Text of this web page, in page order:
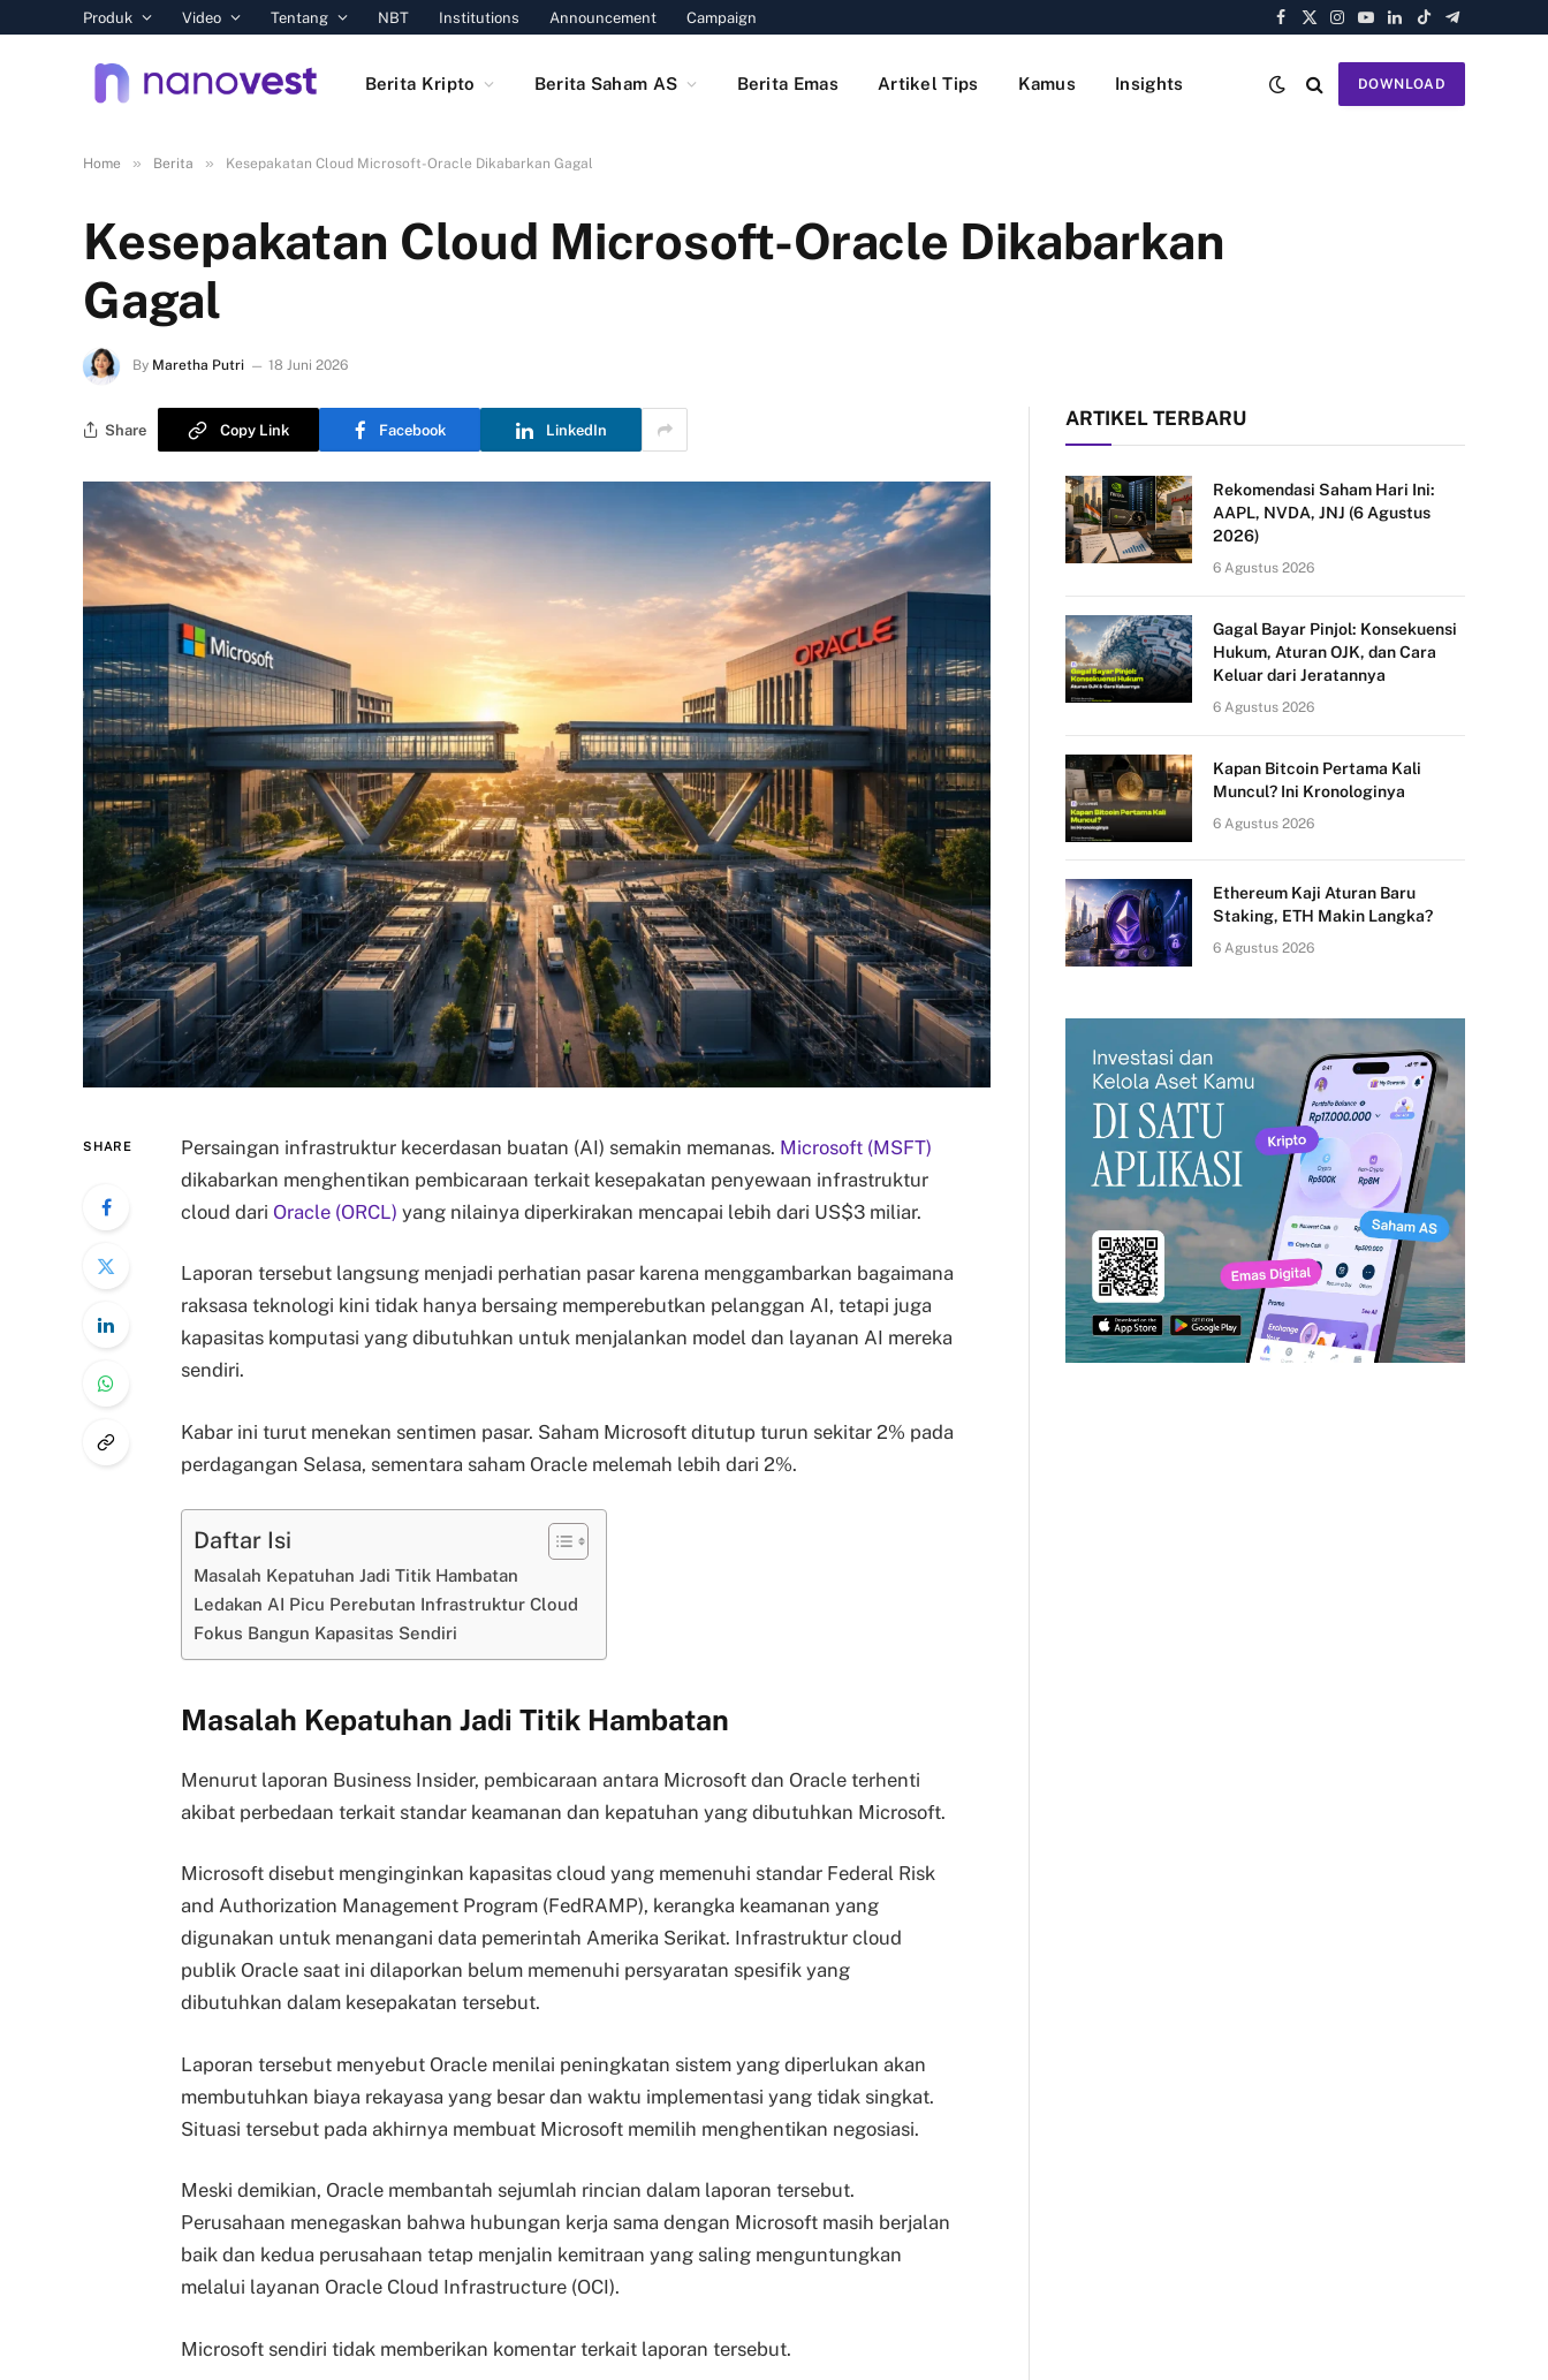
Produk Video Tentang NBT Institutions Announcement Campaign
Facebook
X
Instagram
YouTube
LinkedIn
TikTokTelegram
Berita Kripto Berita Saham AS Berita Emas Artikel Tips Kamus Insights DOWNLOAD
Home » Berita » Kesepakatan Cloud Microsoft-Oracle Dikabarkan Gagal
Kesepakatan Cloud Microsoft-Oracle Dikabarkan
Gagal
By Maretha Putri 18 Juni 2026
Share Copy Link Facebook LinkedIn
SHARE Persaingan infrastruktur kecerdasan buatan (AI) semakin memanas. Microsoft (MSFT)
dikabarkan menghentikan pembicaraan terkait kesepakatan penyewaan infrastruktur
cloud dari Oracle (ORCL) yang nilainya diperkirakan mencapai lebih dari US$3 miliar.
Laporan tersebut langsung menjadi perhatian pasar karena menggambarkan bagaimana
raksasa teknologi kini tidak hanya bersaing memperebutkan pelanggan AI, tetapi juga
kapasitas komputasi yang dibutuhkan untuk menjalankan model dan layanan AI mereka
sendiri.
Kabar ini turut menekan sentimen pasar. Saham Microsoft ditutup turun sekitar 2% pada
perdagangan Selasa, sementara saham Oracle melemah lebih dari 2%.
Daftar Isi
Masalah Kepatuhan Jadi Titik Hambatan
Ledakan AI Picu Perebutan Infrastruktur Cloud
Fokus Bangun Kapasitas Sendiri
Masalah Kepatuhan Jadi Titik Hambatan
Menurut laporan Business Insider, pembicaraan antara Microsoft dan Oracle terhenti
akibat perbedaan terkait standar keamanan dan kepatuhan yang dibutuhkan Microsoft.
Microsoft disebut menginginkan kapasitas cloud yang memenuhi standar Federal Risk
and Authorization Management Program (FedRAMP), kerangka keamanan yang
digunakan untuk menangani data pemerintah Amerika Serikat. Infrastruktur cloud
publik Oracle saat ini dilaporkan belum memenuhi persyaratan spesifik yang
dibutuhkan dalam kesepakatan tersebut.
Laporan tersebut menyebut Oracle menilai peningkatan sistem yang diperlukan akan
membutuhkan biaya rekayasa yang besar dan waktu implementasi yang tidak singkat.
Situasi tersebut pada akhirnya membuat Microsoft memilih menghentikan negosiasi.
Meski demikian, Oracle membantah sejumlah rincian dalam laporan tersebut.
Perusahaan menegaskan bahwa hubungan kerja sama dengan Microsoft masih berjalan
baik dan kedua perusahaan tetap menjalin kemitraan yang saling menguntungkan
melalui layanan Oracle Cloud Infrastructure (OCI).
Microsoft sendiri tidak memberikan komentar terkait laporan tersebut.
ARTIKEL TERBARU
Rekomendasi Saham Hari Ini:
AAPL, NVDA, JNJ (6 Agustus
2026)
6 Agustus 2026
Gagal Bayar Pinjol: Konsekuensi
Hukum, Aturan OJK, dan Cara
Keluar dari Jeratannya
6 Agustus 2026
Kapan Bitcoin Pertama Kali
Muncul? Ini Kronologinya
6 Agustus 2026
Ethereum Kaji Aturan Baru
Staking, ETH Makin Langka?
6 Agustus 2026